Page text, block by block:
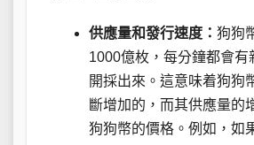
供應量和發行速度： 狗狗
1000億枚，每分鐘都會有
開採出來。這意味着狗狗
斷增加的，而其供應量的
狗狗幣的價格。例如，如